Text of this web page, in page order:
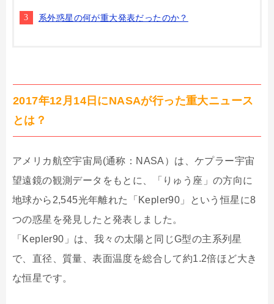
系外惑星の何が重大発表だったのか？
2017年12月14日にNASAが行った重大ニュース
とは？
アメリカ航空宇宙局(通称：NASA）は、ケプラー宇宙
望遠鏡の観測データをもとに、「りゅう座」の方向に
地球から2,545光年離れた「Kepler90」という恒星に8
つの惑星を発見したと発表しました。
「Kepler90」は、我々の太陽と同じG型の主系列星
で、直径、質量、表面温度を総合して約1.2倍ほど大き
な恒星です。